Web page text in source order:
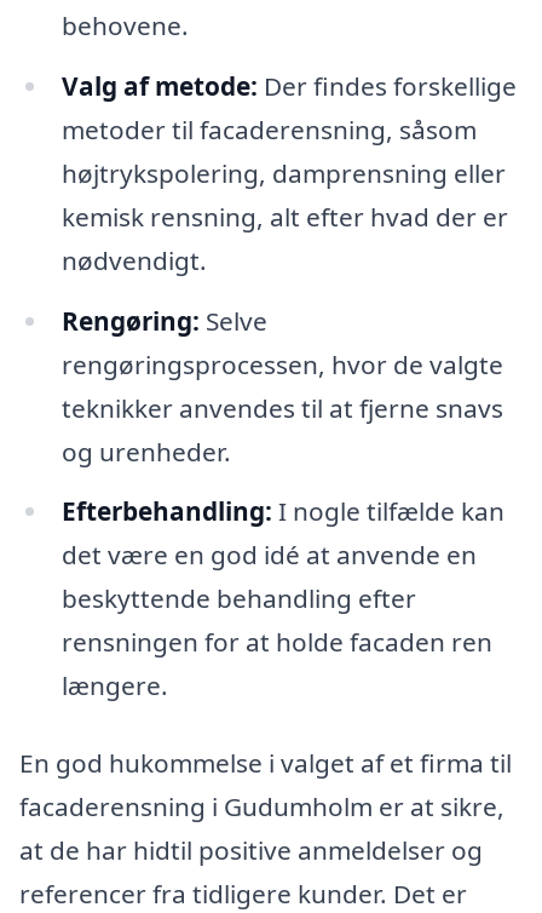
behovene.
Valg af metode: Der findes forskellige
metoder til facaderensning, såsom
højtrykspolering, damprensning eller
kemisk rensning, alt efter hvad der er
nødvendigt.
Rengøring: Selve
rengøringsprocessen, hvor de valgte
teknikker anvendes til at fjerne snavs
og urenheder.
Efterbehandling: I nogle tilfælde kan
det være en god idé at anvende en
beskyttende behandling efter
rensningen for at holde facaden ren
længere.
En god hukommelse i valget af et firma til
facaderensning i Gudumholm er at sikre,
at de har hidtil positive anmeldelser og
referencer fra tidligere kunder. Det er